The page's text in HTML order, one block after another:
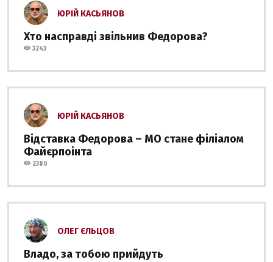
ЮРІЙ КАСЬЯНОВ
Хто насправді звільнив Федорова?
3243
ЮРІЙ КАСЬЯНОВ
Відставка Федорова – МО стане філіалом
Файєрпоінта
2380
ОЛЕГ ЄЛЬЦОВ
Владо, за тобою прийдуть